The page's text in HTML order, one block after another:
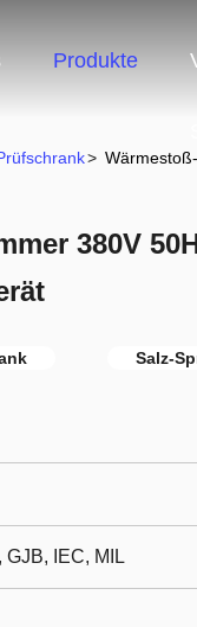
Produkte
>
380V
Salz-
GJB, IEC, MIL